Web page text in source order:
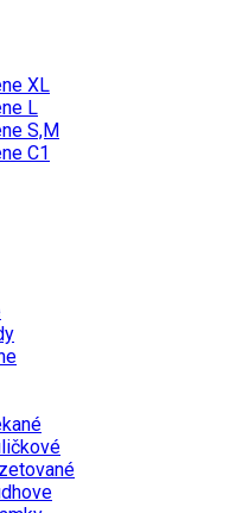
XL
L
S,M
C1